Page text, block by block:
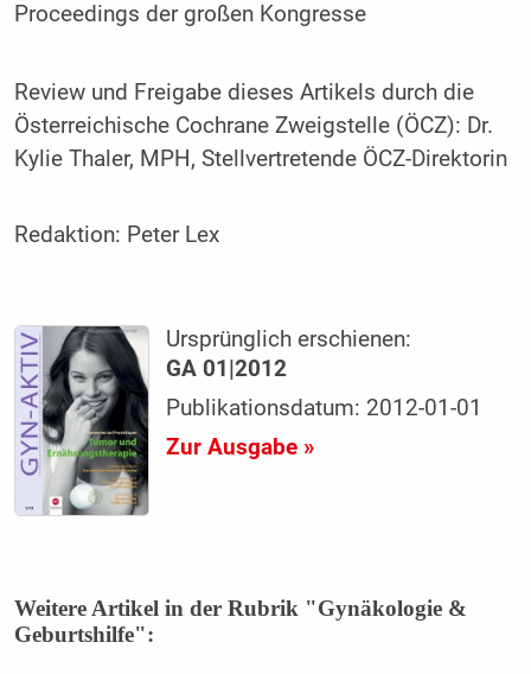
Proceedings der großen Kongresse
Review und Freigabe dieses Artikels durch die
Österreichische Cochrane Zweigstelle (ÖCZ): Dr.
Kylie Thaler, MPH, Stellvertretende ÖCZ-Direktorin
Redaktion: Peter Lex
Ursprünglich erschienen:
GA 01|2012
Publikationsdatum: 2012-01-01
Zur Ausgabe »
Weitere Artikel in der Rubrik "Gynäkologie &
Geburtshilfe":